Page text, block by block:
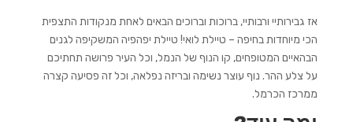
אז גבירותיי ורבותיי, ברוכות וברוכים הבאים לאחת מנקודות התצפית
הכי מיוחדות בחיפה – טיילת לואי! טיילת יפהפיה המשקיפה לגנים
הבהאיים המטופחים, קו הנוף של הנמל, וכל העיר פרושה תחתיכם
על צלע ההר. נוף עוצר נשימה ובריזה נפלאה, וכל זה פסיעה קצרה
ממרכז הכרמל.